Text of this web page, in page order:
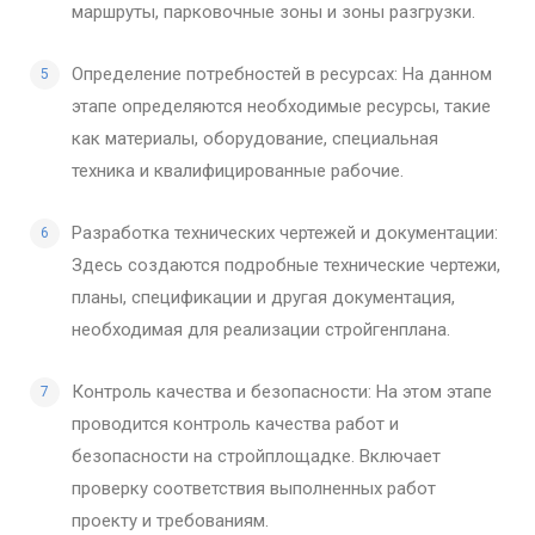
маршруты, парковочные зоны и зоны разгрузки.
Определение потребностей в ресурсах: На данном
этапе определяются необходимые ресурсы, такие
как материалы, оборудование, специальная
техника и квалифицированные рабочие.
Разработка технических чертежей и документации:
Здесь создаются подробные технические чертежи,
планы, спецификации и другая документация,
необходимая для реализации стройгенплана.
Контроль качества и безопасности: На этом этапе
проводится контроль качества работ и
безопасности на стройплощадке. Включает
проверку соответствия выполненных работ
проекту и требованиям.